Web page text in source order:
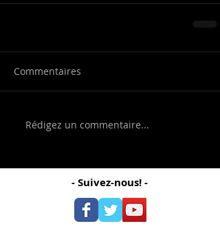
Commentaires
Rédigez un commentaire...
- Suivez-nous! -